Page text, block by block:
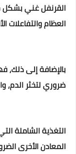
القرنفل غني
العظام والتفاعلات
بالإضافة إلى
ضروري لتخثر
التغذية الشاملة
المعادن الأخرى